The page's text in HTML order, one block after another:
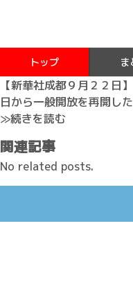
トップ ま
【新華社成都９月２２日
日から一般開放を再開した
≫続きを読む
関連記事
No related posts.